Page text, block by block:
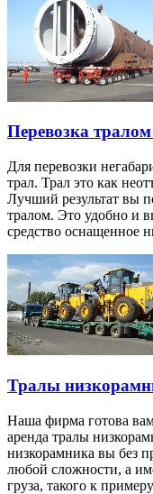
Перевозка
Для перевозки
трал. Трал это как
Лучший результат вы
тралом. Это удобно и
средство оснащенное
Тралы
Наша фирма готова
аренда тралы
низкорамника вы без
любой сложности, а
груза, такого к